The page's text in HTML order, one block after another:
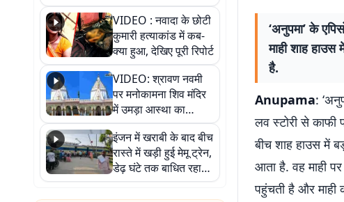
नेपाली नंबर की बाइक
जब्त
VIDEO : नवादा के छोटी
कुमारी हत्याकांड में कब-
क्या हुआ, देखिए पूरी रिपोर्ट
VIDEO: श्रावण नवमी
पर मनोकामना शिव मंदिर
में उमड़ा आस्था का
सैलाब, हर-हर महादेव के
जयघोष से गूंजा परिसर
इंजन में खराबी के बाद बीच
रास्ते में खड़ी हुई मेमू ट्रेन,
डेढ़ घंटे तक बाधित रहा
आवागमन
‘अनुपमा’ के
माही शाह
है.
Anupama:
लव स्टोरी से काफी
बीच शाह हाउस में
आता है. वह माही
पहुंचती है और माही